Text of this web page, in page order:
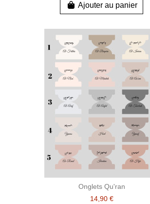
Ajouter au panier
Onglets Qu'ran
14,90 €